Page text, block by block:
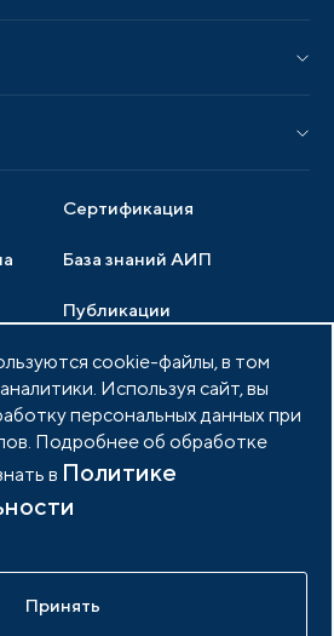
Сертификация
База знаний АИП
Публикации
Тендеры
Войти в личный кабинет
cookie-файлы, в том
Используя сайт, вы
персональных данных при
Подробнее об обработке
в Политике
Принять